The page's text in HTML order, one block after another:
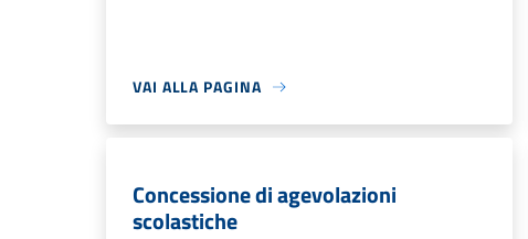
VAI ALLA PAGINA
Concessione di agevolazioni
scolastiche